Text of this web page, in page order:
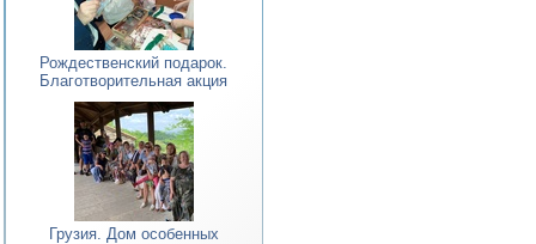
Рождественский подарок.
Благотворительная акция
Грузия. Дом особенных